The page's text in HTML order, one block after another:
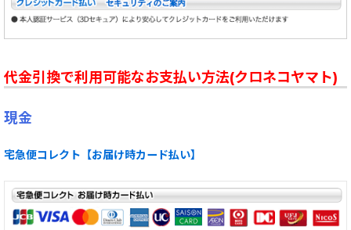
代金引換で利用可能なお支払い方法(クロネコヤマト)
現金
宅急便コレクト【お届け時カード払い】